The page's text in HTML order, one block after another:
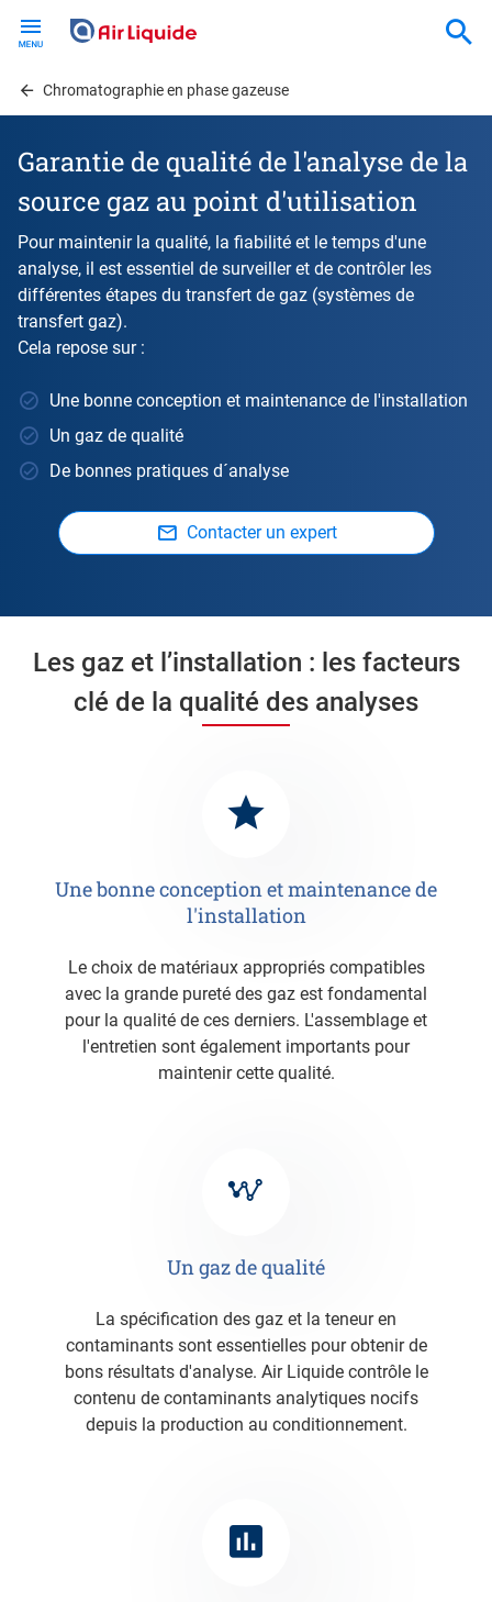
contentChromatographie en phase gazeuse
Garantie de qualité de l'analyse de la
source gaz au point d'utilisation
Pour maintenir la qualité, la fiabilité et le temps d'une
analyse, il est essentiel de surveiller et de contrôler les
différentes étapes du transfert de gaz (systèmes de
transfert gaz).
Cela repose sur :
Une bonne conception et maintenance de l'installation
Un gaz de qualité
De bonnes pratiques d´analyse
Contacter un expert
Les gaz et l’installation : les facteurs
clé de la qualité des analyses
Une bonne conception et maintenance de
l'installation
Le choix de matériaux appropriés compatibles
avec la grande pureté des gaz est fondamental
pour la qualité de ces derniers. L'assemblage et
l'entretien sont également importants pour
maintenir cette qualité.
Un gaz de qualité
La spécification des gaz et la teneur en
contaminants sont essentielles pour obtenir de
bons résultats d'analyse. Air Liquide contrôle le
contenu de contaminants analytiques nocifs
depuis la production au conditionnement.